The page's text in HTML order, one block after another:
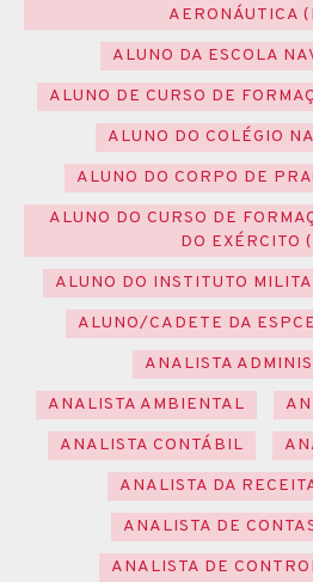
AERONÁUTICA
ALUNO DA ESCOLA
ALUNO DE CURSO DE
ALUNO DO COLÉGIO
ALUNO DO CORPO DE
ALUNO DO CURSO DE
DO EXÉRCITO
ALUNO DO INSTITUTO
ALUNO/CADETE DA
ANALISTA
ANALISTA AMBIENTAL
ANALISTA CONTÁBIL
ANALISTA DA
ANALISTA DE
ANALISTA DE